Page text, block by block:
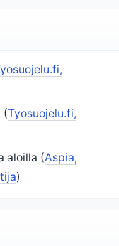
(Tyosuojelu.fi,
aloilla (Aspia,
)